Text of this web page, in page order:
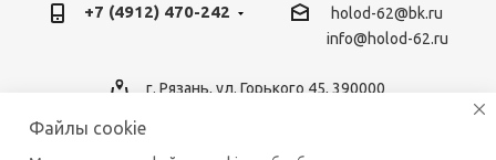
+7 (4912) 470-242
holod-62@bk.ru
info@holod-62.ru
г. Рязань, ул. Горького 45, 390000
Файлы cookie